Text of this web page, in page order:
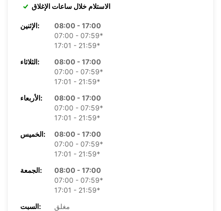
الاستلام خلال ساعات الإغلاق
الإثنين:
08:00 - 17:00
07:00 - 07:59*
17:01 - 21:59*
الثلاثاء:
08:00 - 17:00
07:00 - 07:59*
17:01 - 21:59*
الأربعاء:
08:00 - 17:00
07:00 - 07:59*
17:01 - 21:59*
الخميس:
08:00 - 17:00
07:00 - 07:59*
17:01 - 21:59*
الجمعة:
08:00 - 17:00
07:00 - 07:59*
17:01 - 21:59*
السبت:
مغلق